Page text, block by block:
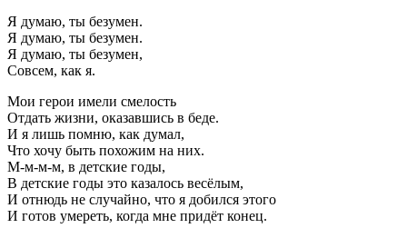
Я думаю, ты безумен.
Я думаю, ты безумен.
Я думаю, ты безумен,
Совсем, как я.
Мои герои имели смелость
Отдать жизни, оказавшись в беде.
И я лишь помню, как думал,
Что хочу быть похожим на них.
М-м-м-м, в детские годы,
В детские годы это казалось весёлым,
И отнюдь не случайно, что я добился этого
И готов умереть, когда мне придёт конец.